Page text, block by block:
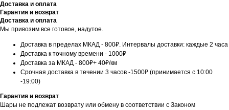
Доставка и оплата
Гарантия и возврат
Доставка и оплата
Мы привозим все готовое, надутое.
Доставка в пределах МКАД - 800₽. Интервалы доставки: каждые 2 часа
Доставка к точному времени - 1000₽
Доставка за МКАД - 800₽+ 40₽/км
Срочная доставка в течении 3 часов -1500₽ (принимается с 10:00
-19:00)
Гарантия и возврат
Шары не подлежат возврату или обмену в соответствии с Законом